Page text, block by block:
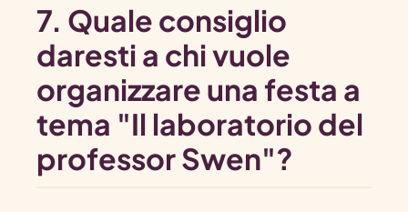
7. Quale consiglio
daresti a chi vuole
organizzare una festa a
tema "Il laboratorio del
professor Swen"?